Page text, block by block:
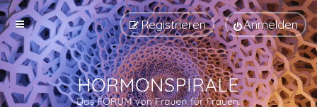
Anmelden
Registrieren